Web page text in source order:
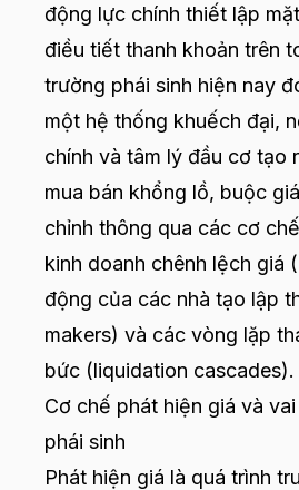
động lực chính thiết lập
điều tiết thanh khoản trên
trường phái sinh hiện nay
một hệ thống khuếch đại,
chính và tâm lý đầu cơ tạo
mua bán khổng lồ, buộc
chỉnh thông qua các cơ
kinh doanh chênh lệch giá
động của các nhà tạo lập
makers) và các vòng lặp
bức (liquidation cascades).
Cơ chế phát hiện giá và
phái sinh
Phát hiện giá là quá trình